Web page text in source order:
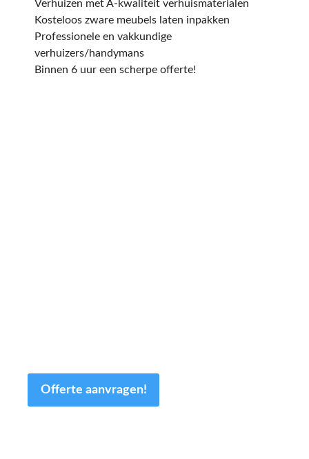
Verhuizen met A-kwaliteit verhuismaterialen
Kosteloos zware meubels laten inpakken
Professionele en vakkundige
verhuizers/handymans
Binnen 6 uur een scherpe offerte!
Offerte aanvragen!